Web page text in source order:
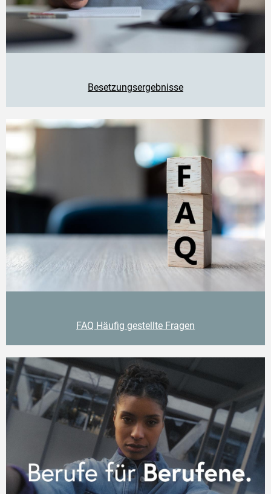
Besetzungsergebnisse
FAQ Häufig gestellte Fragen